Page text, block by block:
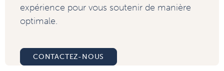
expérience pour vous soutenir de manière
optimale.
CONTACTEZ-NOUS